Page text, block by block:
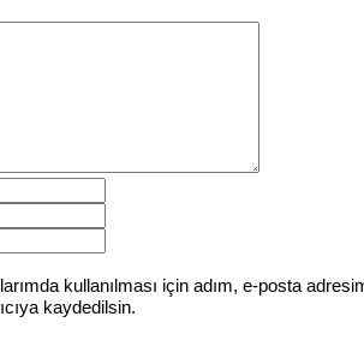
kullanılması için adım, e-posta
kaydedilsin.